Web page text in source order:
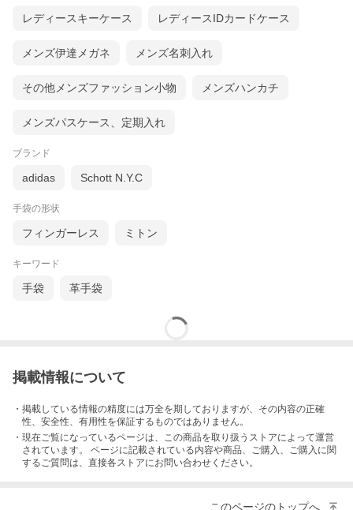
日本の革手袋ブランドの王、「クロダ」を買わずに何を買
デザイナー兼プログラマー「猪野」
革手袋は数々のセレクトショップや百貨店が自社ブランドを展開
しておりますが、その製造のほとんどが外部メーカーへのOEM(受
が、その中でもクロダは国内の革手袋シェア率20％という最大手
イタリア製の仔羊革やカシミヤ裏地等、最高級の素材を使用した
っております。
ミラノで行われた国際見本市MIPELでは国内2社目となるパノラマ
部門大賞を受賞し、日本企業の物作りレベルの高さを世界に発信
レディースキーケース レディースIDカードケース
メンズ伊達メガネ メンズ名刺入れ
その他メンズファッション小物 メンズハンカチ
メンズパスケース、定期入れ
ブランド
adidas Schott N.Y.C
手袋の形状
フィンガーレス ミトン
キーワード
手袋 革手袋
掲載情報について
・掲載している情報の精度には万全を期しておりますが、その内容の正確
性、安全性、有用性を保証するものではありません。
・現在ご覧になっているページは、この商品を取り扱うストアによって運営
されています。 ページに記載されている内容や商品、ご購入 、ご購入に関
するご質問は、直接各ストアにお問い合わせください。
このページのトップへ